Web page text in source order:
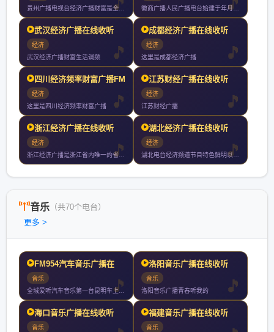
贵州广播电视台经济广播财富是全省第一家以主持人大板块直播为播
徽商广播人民广播电台始建于年月日现拥有新闻综合广播文艺广播交
武汉经济广播在线收听
经济
武汉经济广播财富生活调频
成都经济广播在线收听
经济
这里是成都经济广播
四川经济频率财富广播FM
经济
这里是四川经济频率财富广播
江苏财经广播在线收听
经济
江苏财经广播
浙江经济广播在线收听
经济
浙江经济广播是浙江省内唯一的省级专业财经广播频道自年月日首播
湖北经济广播在线收听
经济
湖北电台经济频道节目特色鲜明以关注经济服务生活为宗旨深受广大
音乐 （共70个电台）
更多 >
FM954汽车音乐广播在
音乐
全城爱听汽车音乐第一台昆明车上收听率第一
洛阳音乐广播在线收听
音乐
洛阳音乐广播青春听我的
海口音乐广播在线收听
音乐
福建音乐广播在线收听
音乐